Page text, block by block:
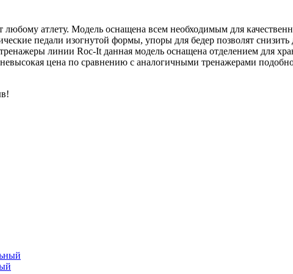
атлету. Модель оснащена всем необходимым для
педали изогнутой формы, упоры для бедер позволят
линии Roc-It данная модель оснащена отделением для
цена по сравнению с аналогичными тренажерами